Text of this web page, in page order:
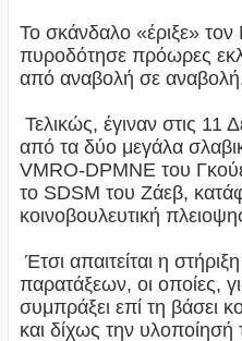
Το σκάνδαλο «έριξε» τον
πυροδότησε πρόωρες
από αναβολή σε
Τελικώς, έγιναν στις 11
από τα δύο μεγάλα
VMRO-DPMNE του
το SDSM του Ζάεβ,
κοινοβουλευτική
Έτσι απαιτείται η
παρατάξεων, οι οποίες,
συμπράξει επί τη βάσει
και δίχως την υλοποίησή